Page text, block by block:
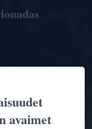
avaimet